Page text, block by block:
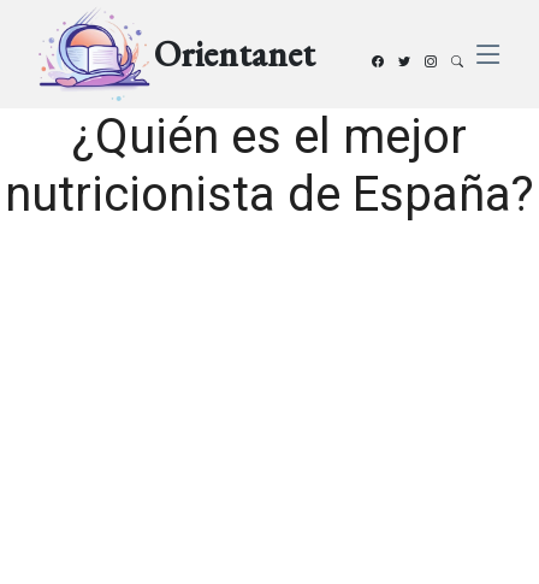
Orientanet
¿Quién es el mejor
nutricionista de España?